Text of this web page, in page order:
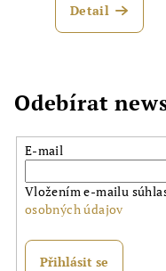
Detail
Odebírat
E-mail
Vložením e-mailu
osobných údajov
Přihlásit se